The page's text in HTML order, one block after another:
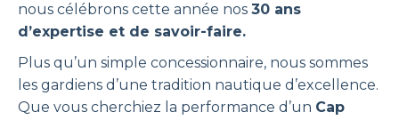
nous célébrons cette année nos 30 ans
d’expertise et de savoir-faire.
Plus qu’un simple concessionnaire, nous sommes
les gardiens d’une tradition nautique d’excellence.
Que vous cherchiez la performance d’un Cap